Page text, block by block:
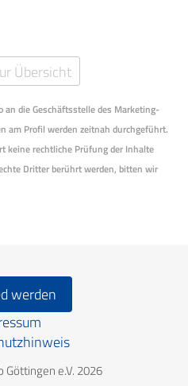
Übersicht
an die Geschäftsstelle des Marketing-
am Profil werden zeitnah durchgeführt.
keine rechtliche Prüfung der Inhalte
Dritter berührt werden, bitten wir
werden
Göttingen e.V. 2026